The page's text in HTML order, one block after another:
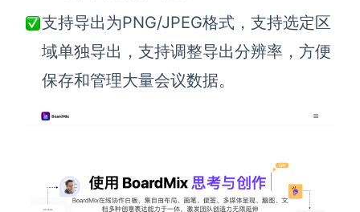
支持导出为PNG/JPEG格式，支持选定区
域单独导出，支持调整导出分辨率，方便
保存和管理大量会议数据。